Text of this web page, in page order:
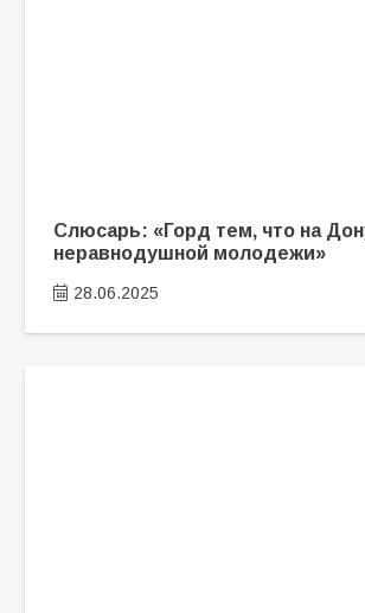
Слюсарь: «Горд тем, что на
неравнодушной молодежи»
28.06.2025